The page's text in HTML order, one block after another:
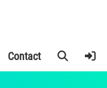
Contact